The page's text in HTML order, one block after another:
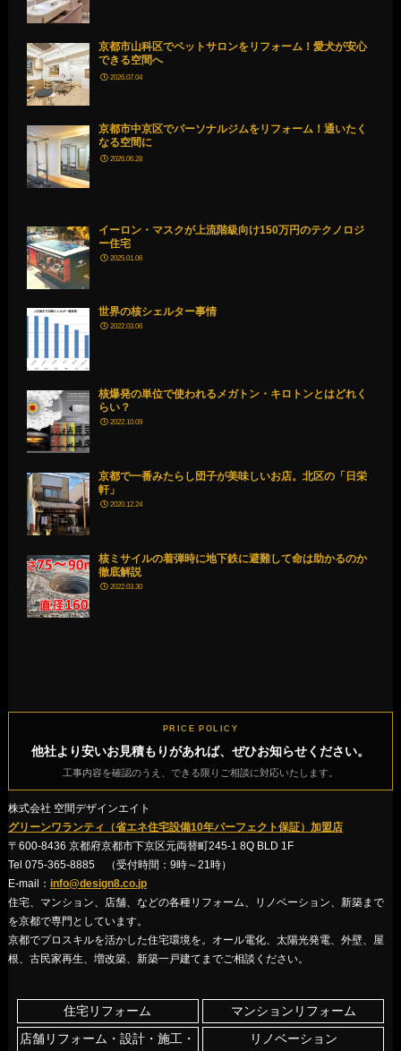
京都市山科区でペットサロンをリフォーム！愛犬が安心
できる空間へ
2026.07.04
京都市中京区でパーソナルジムをリフォーム！通いたく
なる空間に
2026.06.28
イーロン・マスクが上流階級向け150万円のテクノロジ
ー住宅
2025.01.06
世界の核シェルター事情
2022.03.06
核爆発の単位で使われるメガトン・キロトンとはどれく
らい？
2022.10.09
京都で一番みたらし団子が美味しいお店。北区の「日栄
軒」
2020.12.24
核ミサイルの着弾時に地下鉄に避難して命は助かるのか
徹底解説
2022.03.30
PRICE POLICY
他社より安いお見積もりがあれば、ぜひお知らせください。
工事内容を確認のうえ、できる限りご相談に対応いたします。
株式会社 空間デザインエイト
グリーンワランティ（省エネ住宅設備10年パーフェクト保証）加盟店
〒600-8436 京都府京都市下京区元両替町245-1 8Q BLD 1F
Tel 075-365-8885 （受付時間：9時～21時）
E-mail： info@design8.co.jp
住宅、マンション、店舗、などの各種リフォーム、リノベーション、新築まで
を京都で専門としています。
京都でプロスキルを活かした住宅環境を。オール電化、太陽光発電、外壁、屋
根、古民家再生、増改築、新築一戸建てまでご相談ください。
住宅リフォーム
マンションリフォーム
店舗リフォーム・設計・施工・
リノベーション